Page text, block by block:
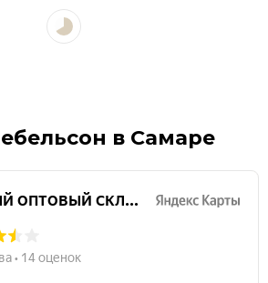
в Самаре